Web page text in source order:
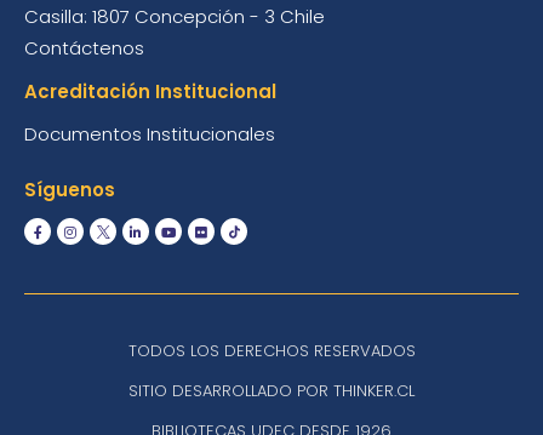
Casilla: 1807 Concepción - 3 Chile
Contáctenos
Acreditación Institucional
Documentos Institucionales
Síguenos
TODOS LOS DERECHOS RESERVADOS
SITIO DESARROLLADO POR THINKER.CL